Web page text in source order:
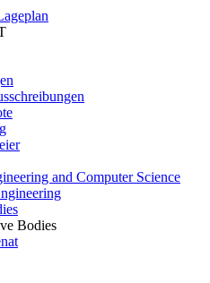
and Computer Science
Bodies